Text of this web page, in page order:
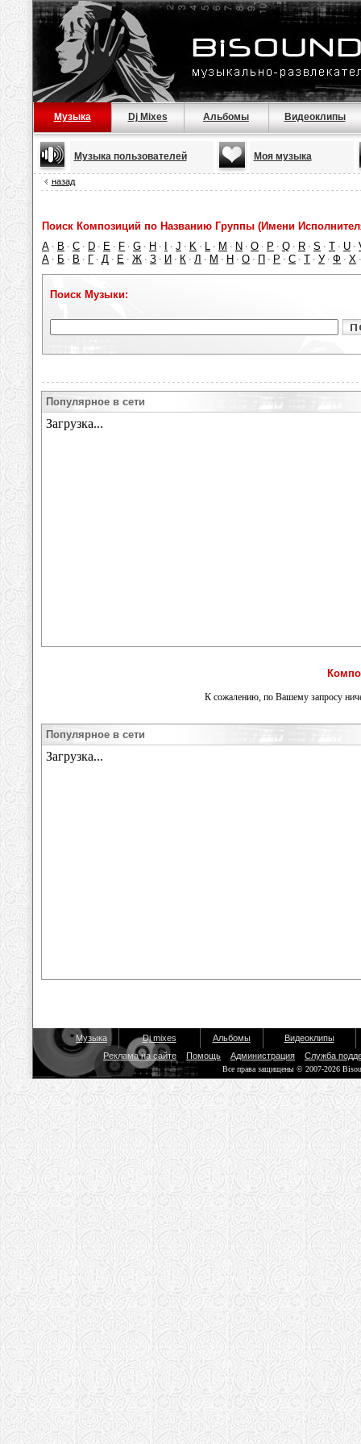
Музыка Dj Mixes Альбомы Видеоклипы
Музыка пользователей Моя музыка
назад
Поиск Композиций по Названию Группы (Имени
A · B · C · D · E · F · G · H · · J · K · L · M · N · O · P · Q · R · S · T · U ·
А · Б · В · Г · Д · Е · Ж · З · И · К · Л · М · Н · О · П · Р · С · Т · У · Ф · Х
Поиск Музыки:
Популярное в сети
К сожалению, по Вашему запросу
Популярное в сети
Музыка Dj mixes Альбомы
Видеоклипы
Реклама на сайте
Помощь Администрация Служба
Все права защищены © 2007-2026